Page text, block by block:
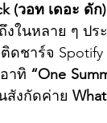
(วอท เดอะ ดัก)
ในหลาย ๆ ปร
ดชาร์จ
าทิ “One
สังกัดค่าย